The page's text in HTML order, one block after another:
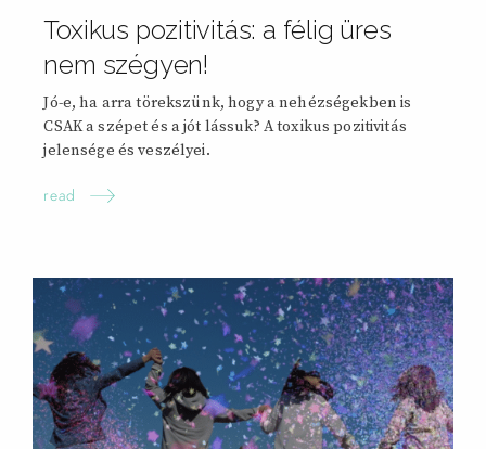
Toxikus pozitivitás: a félig üres
nem szégyen!
Jó-e, ha arra törekszünk, hogy a nehézségekben is
CSAK a szépet és a jót lássuk? A toxikus pozitivitás
jelensége és veszélyei.
read